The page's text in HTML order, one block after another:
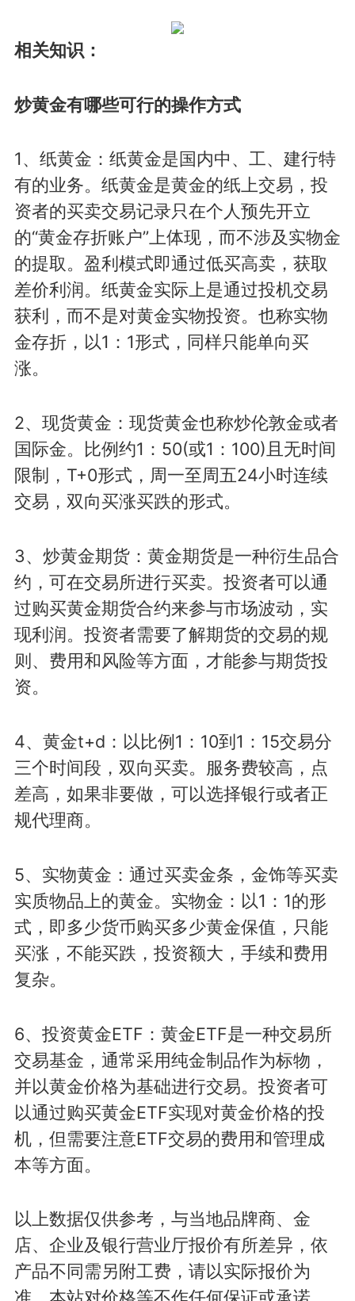
相关知识：
炒黄金有哪些可行的操作方式
1、纸黄金：纸黄金是国内中、工、建行特
有的业务。纸黄金是黄金的纸上交易，投
资者的买卖交易记录只在个人预先开立
的“黄金存折账户”上体现，而不涉及实物金
的提取。盈利模式即通过低买高卖，获取
差价利润。纸黄金实际上是通过投机交易
获利，而不是对黄金实物投资。也称实物
金存折，以1：1形式，同样只能单向买
涨。
2、现货黄金：现货黄金也称炒伦敦金或者
国际金。比例约1：50(或1：100)且无时间
限制，T+0形式，周一至周五24小时连续
交易，双向买涨买跌的形式。
3、炒黄金期货：黄金期货是一种衍生品合
约，可在交易所进行买卖。投资者可以通
过购买黄金期货合约来参与市场波动，实
现利润。投资者需要了解期货的交易的规
则、费用和风险等方面，才能参与期货投
资。
4、黄金t+d：以比例1：10到1：15交易分
三个时间段，双向买卖。服务费较高，点
差高，如果非要做，可以选择银行或者正
规代理商。
5、实物黄金：通过买卖金条，金饰等买卖
实质物品上的黄金。实物金：以1：1的形
式，即多少货币购买多少黄金保值，只能
买涨，不能买跌，投资额大，手续和费用
复杂。
6、投资黄金ETF：黄金ETF是一种交易所
交易基金，通常采用纯金制品作为标物，
并以黄金价格为基础进行交易。投资者可
以通过购买黄金ETF实现对黄金价格的投
机，但需要注意ETF交易的费用和管理成
本等方面。
以上数据仅供参考，与当地品牌商、金
店、企业及银行营业厅报价有所差异，依
产品不同需另附工费，请以实际报价为